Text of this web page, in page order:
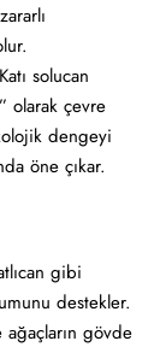
Katı solucan
” olarak çevre
dengeyi
öne çıkar.
gibi
destekler.
gövde